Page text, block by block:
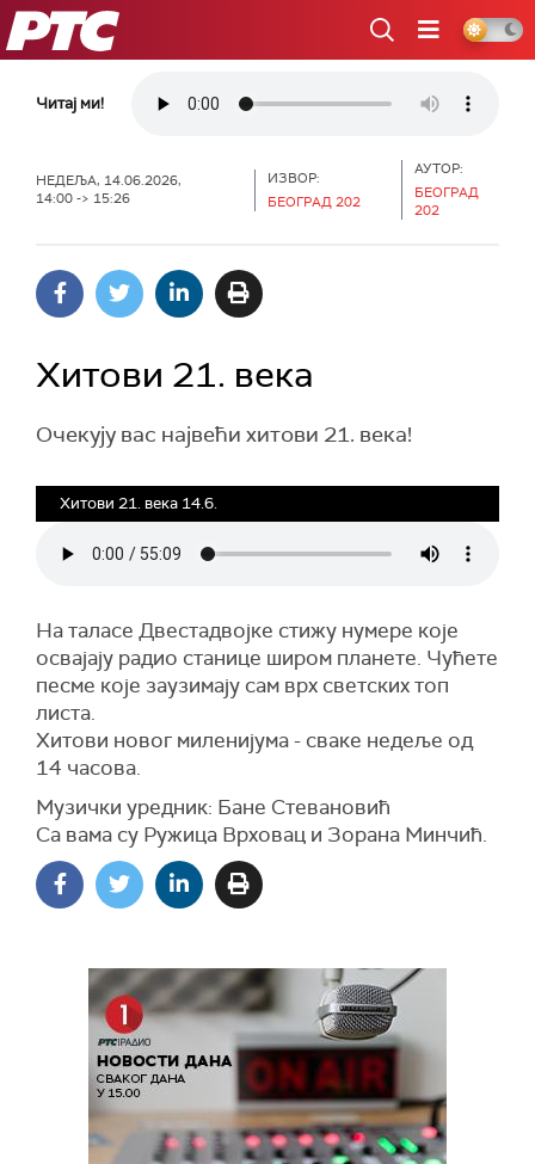
РТС
Читај ми!
НЕДЕЉА, 14.06.2026,
14:00 -> 15:26
ИЗВОР:
БЕОГРАД 202
АУТОР:
БЕОГРАД
202
Хитови 21. века
Очекују вас највећи хитови 21. века!
Хитови 21. века 14.6.
На таласе Двестадвојке стижу нумере које
освајају радио станице широм планете. Чућете
песме које заузимају сам врх светских топ
листа.
Хитови новог миленијума - сваке недеље од
14 часова.
Музички уредник: Бане Стевановић
Са вама су Ружица Врховац и Зорана Минчић.